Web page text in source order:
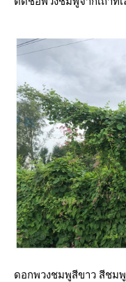
ดอกพวงชมพูสีขาว สีชม